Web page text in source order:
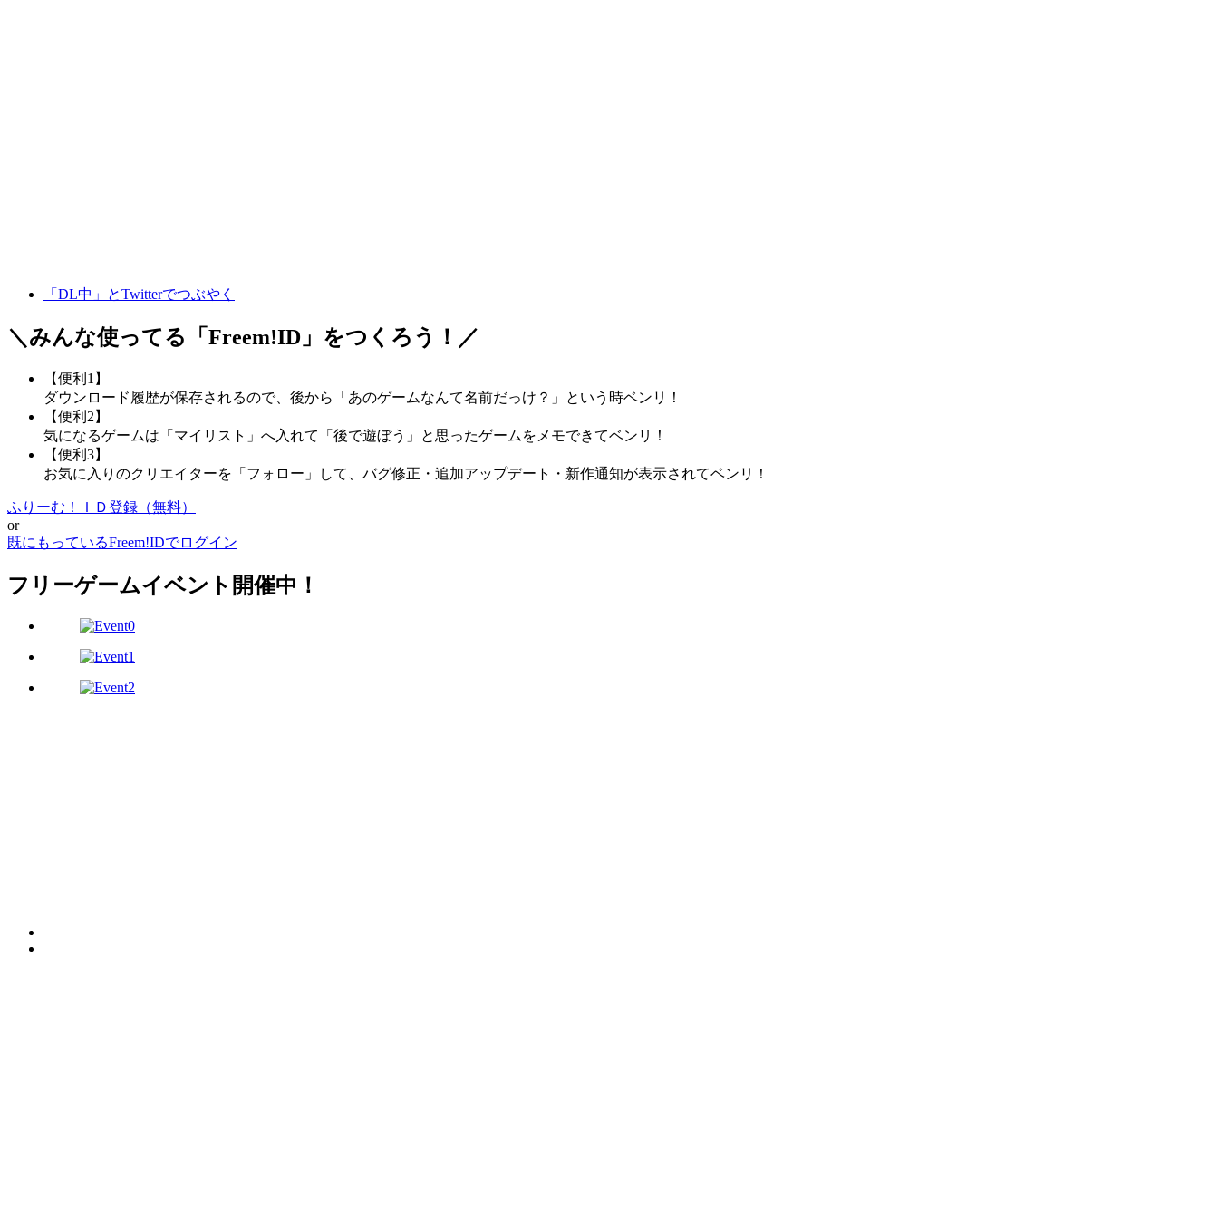
「DL中」とTwitterでつぶやく
＼みんな使ってる「 Freem!ID 」をつくろう！／
【便利1】
ダウンロード履歴が保存されるので、後から「あのゲームなんて名前だっけ？」という時ベンリ！
【便利2】
気になるゲームは「マイリスト」へ入れて「後で遊ぼう」と思ったゲームをメモできてベンリ！
【便利3】
お気に入りのクリエイターを「フォロー」して、バグ修正・追加アップデート・新作通知が表示されてベンリ！
ふりーむ！ＩＤ登録（無料）
or
既にもっているFreem!IDでログイン
フリーゲームイベント開催中！